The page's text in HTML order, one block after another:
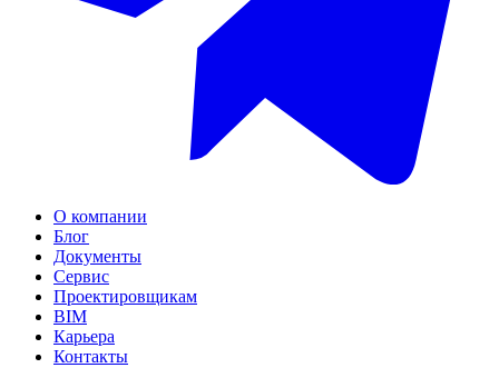
О компании
Блог
Документы
Сервис
Проектировщикам
BIM
Карьера
Контакты